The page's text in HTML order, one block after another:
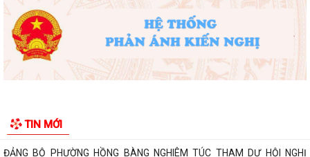
TIN MỚI
kỹ năng phòng chống đuối nước...
Phường Hồng Bàng tập huấn kiến thức về an toàn thực phẩm cho các
cơ sở kinh doanh dịch vụ ăn uống,...
HỘI NGƯỜI CAO TUỔI PHƯỜNG HỒNG BÀNG TỔ CHỨC HỘI NGHỊ SƠ
ĐẢNG BỘ PHƯỜNG HỒNG BÀNG NGHIÊM TÚC THAM DỰ HỘI NGHỊ
TOÀN QUỐC NGHIÊN CỨU, HỌC TẬP, QUÁN TRIỆT VÀ...